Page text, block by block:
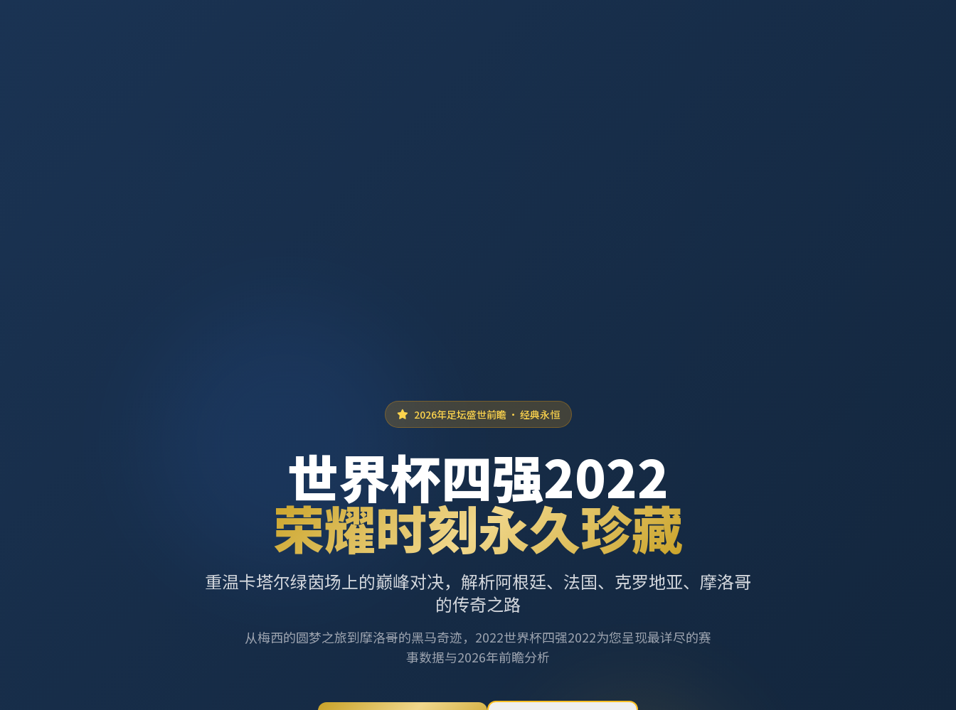
2026年足坛盛世前瞻 · 经典永恒
世界杯四强2022
荣耀时刻永久珍藏
重温卡塔尔绿茵场上的巅峰对决，解析阿根廷、法国、克罗地亚、摩洛哥
的传奇之路
从梅西的圆梦之旅到摩洛哥的黑马奇迹，2022世界杯四强2022为您呈现最详尽的赛
事数据与2026年前瞻分析